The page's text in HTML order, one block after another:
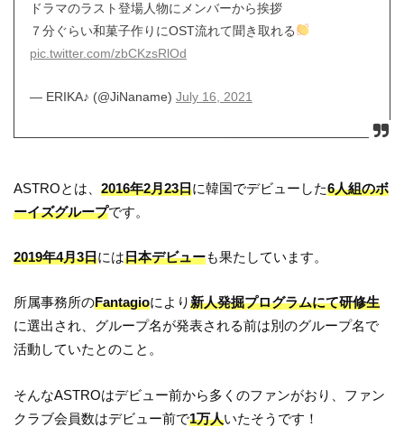
ドラマのラスト登場人物にメンバーから挨拶
７分ぐらい和菓子作りにOST流れて聞き取れる
pic.twitter.com/zbCKzsRlOd
— ERIKA♪ (@JiNaname) July 16, 2021
ASTROとは、2016年2月23日に韓国でデビューした6人組のボ
ーイズグループです。
2019年4月3日には日本デビューも果たしています。
所属事務所のFantagioにより新人発掘プログラムにて研修生
に選出され、グループ名が発表される前は別のグループ名で
活動していたとのこと。
そんなASTROはデビュー前から多くのファンがおり、ファン
クラブ会員数はデビュー前で1万人いたそうです！